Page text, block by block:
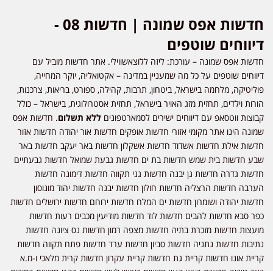
חדשות אפס שמונה | חדשות 08 -
דיווחים שוטפים
חדשות אפס שמונה – עורכת: ליזה ללוצאשווילי. אתר חדשות מוביל עם
דיווחים שוטפים על כל מה שמעניין במדינה – אקטואליה, יוקר המחייה,
פוליטיקה, מלחמה בישראל, ביטחון, תרבות, קהילה, ספורט, בריאות, צרכנות,
הורות וילדים, תחזית מזג האויר בישראל, תחזית אסטרולוגית, בישראל – כולל
קבוצות ווטסאפ עם דיווחים ישירים לסמארטפונים ללא תשלום. חדשות אפס
שמונה הינו אתר מקומי אזורי חדשות אופקים חדשות אור יהודה חדשות אזור
חדשות אילת חדשות אשדוד חדשות אשקלון חדשות באר יעקב חדשות באר
שבע חדשות בית שמש חדשות בת ים חדשות גבעת שמואל חדשות גבעתיים
חדשות גדרה חדשות גן יבנה חדשות גני תקווה חדשות דימונה חדשות
הערבה חדשות הרצליה חדשות חולון חדשות יבנה חדשות יהוד מונוסון
חדשות יהודה ושומרון חדשות ים המלח חדשות ירוחם חדשות ירושלים חדשות
כפר סבא חדשות להבים חדשות לוד חדשות מודיעין מכבים רעות חדשות
מועצות חדשות מזכרת בתיה חדשות מצפה רמון חדשות נס ציונה חדשות
נתיבות חדשות נתניה חדשות סביון חדשות ערד חדשות פתח תקווה חדשות
קריית אונו חדשות קריית גת חדשות קריית עקרון חדשות קרית מלאכי ו-מ.א